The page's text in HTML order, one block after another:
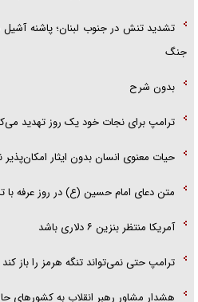
تشدید تنش در جنوب لبنان؛ پاشنه آشیل
جنگ
بدون شرح
ترامپ برای نجات خود یک روز تهدید
حیات معنوی انسان بدون ایثار
متن دعای امام حسین (ع) در روز عرفه با
آمریکا منتظر بنزین ۶ دلاری باشد
ترامپ حتی نمی‌تواند تنگه هرمز را باز کند
هشدار مشاور رهبر انقلاب به کشور‌های